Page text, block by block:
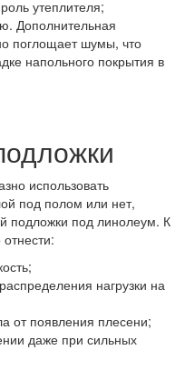
утеплителя;
Дополнительная
поглощает шумы, что
напольного покрытия в
использовать
под полом или нет,
подложки под линолеум. К
нагрузки на
от появления плесени;
даже при сильных